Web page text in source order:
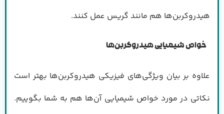
هیدروکربن‌ها هم مانند گریس عمل کنند.
خواص شیمیایی هیدروکربن‌ها
علاوه ‌بر بیان ویژگی‌های فیزیکی هیدروکربن‌ها بهتر است
نکاتی در مورد خواص شیمیایی آن‌ها هم به شما بگوییم.